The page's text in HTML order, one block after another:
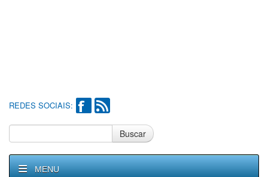
REDES SOCIAIS:
Buscar
MENU